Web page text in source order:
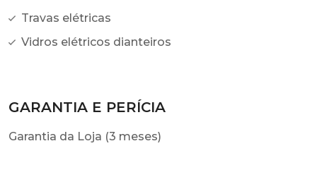
Travas elétricas
Vidros elétricos dianteiros
GARANTIA E PERÍCIA
Garantia da Loja (3 meses)